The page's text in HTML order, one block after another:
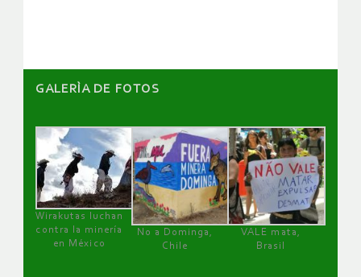
GALERÌA DE FOTOS
Wirakutas luchan
contra la minería
en México
No a Dominga,
Chile
VALE mata,
Brasil